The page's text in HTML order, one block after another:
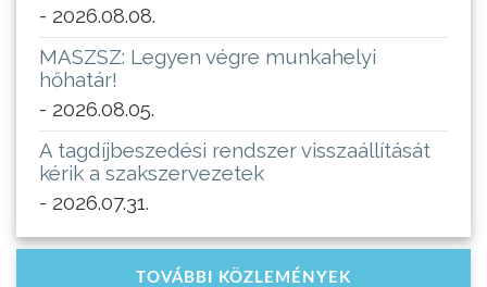
- 2026.08.08.
MASZSZ: Legyen végre munkahelyi
hőhatár!
- 2026.08.05.
A tagdíjbeszedési rendszer visszaállítását
kérik a szakszervezetek
- 2026.07.31.
TOVÁBBI KÖZLEMÉNYEK